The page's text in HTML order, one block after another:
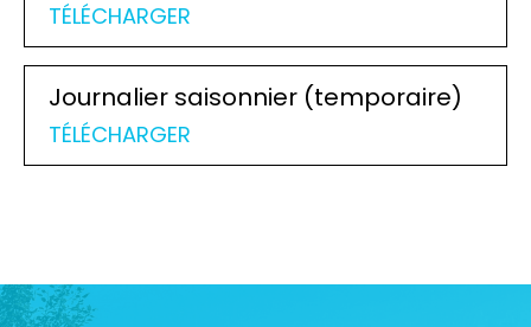
TÉLÉCHARGER
Journalier saisonnier (temporaire)
TÉLÉCHARGER